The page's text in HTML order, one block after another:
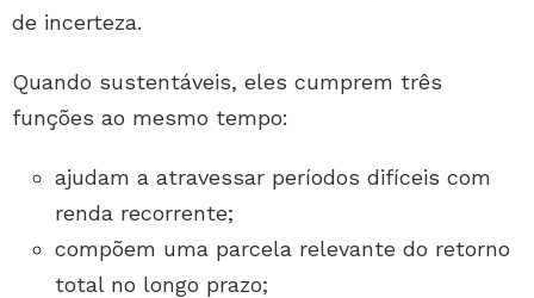
de incerteza.
Quando sustentáveis, eles cumprem três
funções ao mesmo tempo:
ajudam a atravessar períodos difíceis com
renda recorrente;
compõem uma parcela relevante do retorno
total no longo prazo;